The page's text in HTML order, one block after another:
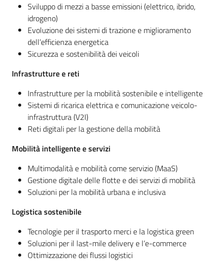
Sviluppo di mezzi a basse emissioni (elettrico, ibrido,
idrogeno)
Evoluzione dei sistemi di trazione e miglioramento
dell’efficienza energetica
Sicurezza e sostenibilità dei veicoli
Infrastrutture e reti
Infrastrutture per la mobilità sostenibile e intelligente
Sistemi di ricarica elettrica e comunicazione veicolo-
infrastruttura (V2I)
Reti digitali per la gestione della mobilità
Mobilità intelligente e servizi
Multimodalità e mobilità come servizio (MaaS)
Gestione digitale delle flotte e dei servizi di mobilità
Soluzioni per la mobilità urbana e inclusiva
Logistica sostenibile
Tecnologie per il trasporto merci e la logistica green
Soluzioni per il last-mile delivery e l’e-commerce
Ottimizzazione dei flussi logistici